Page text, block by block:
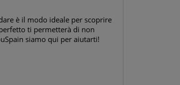
è il modo ideale per scoprire
ti permetterà di non
siamo qui per aiutarti!